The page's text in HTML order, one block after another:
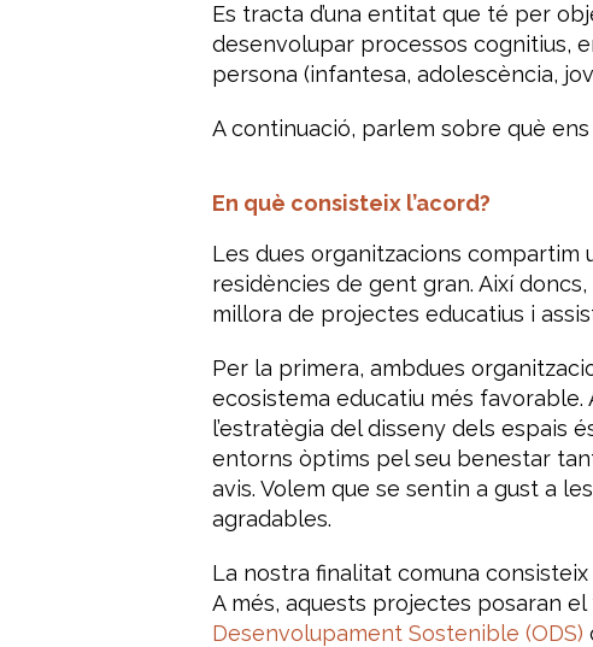
Es tracta d’una entitat que té per
desenvolupar processos cognitius,
persona (infantesa, adolescència,
A continuació, parlem sobre què
En què consisteix l’acord?
Les dues organitzacions
residències de gent gran. Així
millora de projectes educatius i
Per la primera, ambdues
ecosistema educatiu més
l’estratègia del disseny dels espais
entorns òptims pel seu benestar
avis. Volem que se sentin a gust a
agradables.
La nostra finalitat comuna
A més, aquests projectes posaran
Desenvolupament Sostenible (ODS)